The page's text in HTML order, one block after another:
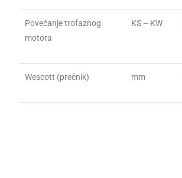
Povećanje trofaznog
motora
KS – KW
Wescott (prečnik) mm